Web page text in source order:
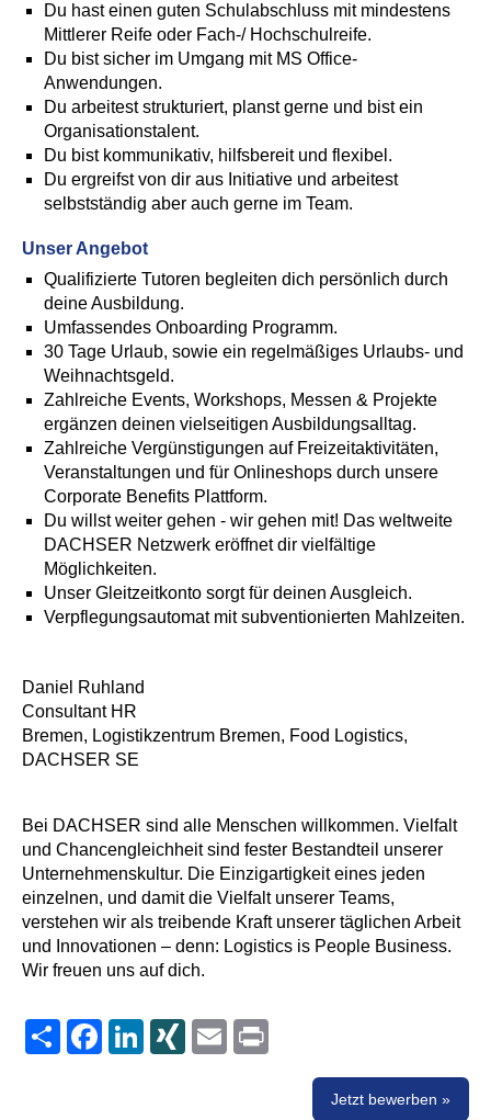
Du hast einen guten Schulabschluss mit mindestens
Mittlerer Reife oder Fach-/ Hochschulreife.
Du bist sicher im Umgang mit MS Office-
Anwendungen.
Du arbeitest strukturiert, planst gerne und bist ein
Organisationstalent.
Du bist kommunikativ, hilfsbereit und flexibel.
Du ergreifst von dir aus Initiative und arbeitest
selbstständig aber auch gerne im Team.
Unser Angebot
Qualifizierte Tutoren begleiten dich persönlich durch
deine Ausbildung.
Umfassendes Onboarding Programm.
30 Tage Urlaub, sowie ein regelmäßiges Urlaubs- und
Weihnachtsgeld.
Zahlreiche Events, Workshops, Messen & Projekte
ergänzen deinen vielseitigen Ausbildungsalltag.
Zahlreiche Vergünstigungen auf Freizeitaktivitäten,
Veranstaltungen und für Onlineshops durch unsere
Corporate Benefits Plattform.
Du willst weiter gehen - wir gehen mit! Das weltweite
DACHSER Netzwerk eröffnet dir vielfältige
Möglichkeiten.
Unser Gleitzeitkonto sorgt für deinen Ausgleich.
Verpflegungsautomat mit subventionierten Mahlzeiten.
Daniel Ruhland
Consultant HR
Bremen, Logistikzentrum Bremen, Food Logistics,
DACHSER SE
Bei DACHSER sind alle Menschen willkommen. Vielfalt
und Chancengleichheit sind fester Bestandteil unserer
Unternehmenskultur. Die Einzigartigkeit eines jeden
einzelnen, und damit die Vielfalt unserer Teams,
verstehen wir als treibende Kraft unserer täglichen Arbeit
und Innovationen – denn: Logistics is People Business.
Wir freuen uns auf dich.
Share FacebookLinkedInXING Email
Jetzt bewerben »